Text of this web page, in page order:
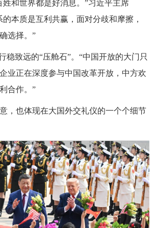
姓和世界都是好消息。”习近平主席
本质是互利共赢，面对分歧和摩擦，
选择。”
稳致远的“压舱石”。“中国开放的大门只
业正在深度参与中国改革开放，中方欢
合作。”
，也体现在大国外交礼仪的一个个细节